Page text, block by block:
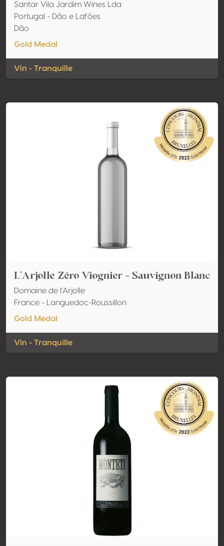
Santar Vila Jardim Wines Lda
Portugal - Dão e Lafões
Dão
Gold Medal
Vin - Tranquille
L'Arjolle Zéro Viognier - Sauvignon Blanc
Domaine de l'Arjolle
France - Languedoc-Roussillon
Gold Medal
Vin - Tranquille